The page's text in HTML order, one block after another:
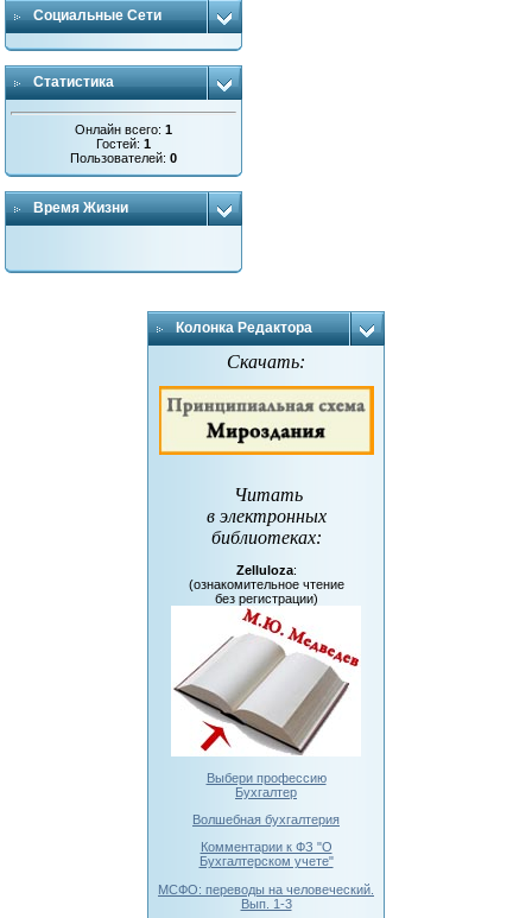
Социальные Сети
Статистика
Онлайн всего:1
Гостей:1
Пользователей:0
Время Жизни
Колонка Редактора
Скачать:
Читать
в электронных
библиотеках:
Zelluloza:
(ознакомительное чтение
без регистрации)
Выбери профессию
Бухгалтер
Волшебная бухгалтерия
Комментарии к ФЗ "О
Бухгалтерском учете"
МСФО: переводы на человеческий.
Вып. 1-3